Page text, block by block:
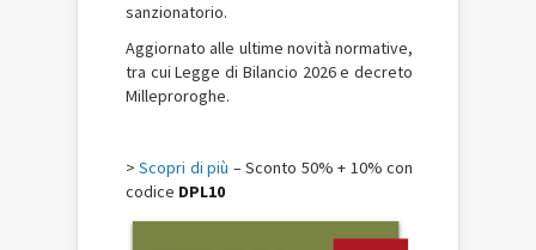
sanzionatorio.
Aggiornato alle ultime novità normative,
tra cui Legge di Bilancio 2026 e decreto
Milleproroghe.
>Scopri di più – Sconto 50% + 10% con
codice DPL10